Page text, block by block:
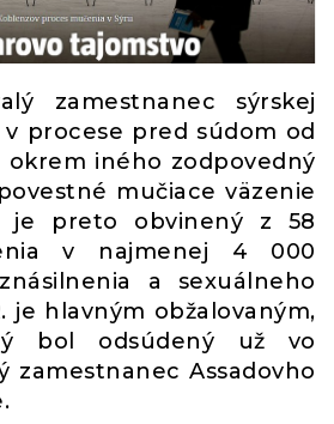
zamestnanec sýrskej
procese pred súdom od
okrem iného zodpovedný
mučiace väzenie
je preto obvinený z 58
v najmenej 4 000
a sexuálneho
je hlavným obžalovaným,
bol odsúdený už vo
zamestnanec Assadovho